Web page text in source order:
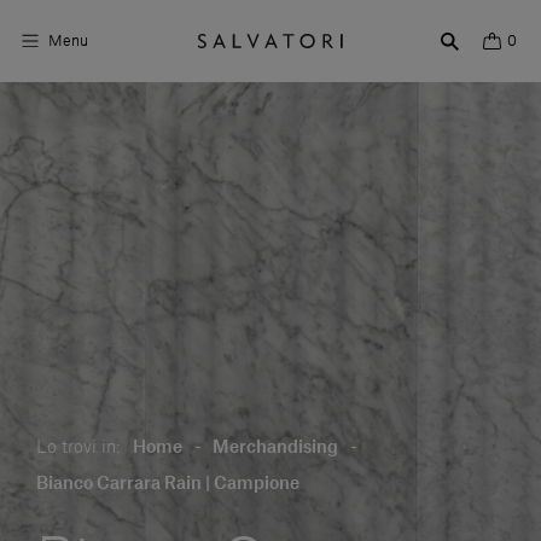
Menu 0
Arredo bagno
Ambienti
Chi siamo
Vieni a trovarci
Lo trovi in: Home - Merchandising -
Bianco Carrara Rain | Campione